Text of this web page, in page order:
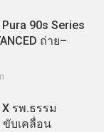
Pura 90s Series
ถ่าย–
รพ.ธรรม
ขับเคลื่อน